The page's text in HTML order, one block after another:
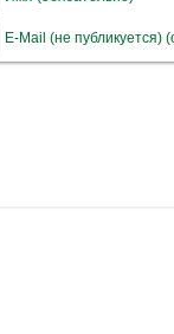
E-Mail (не публикуется)